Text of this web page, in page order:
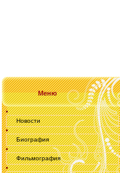
Меню
Новости
Биография
Фильмография